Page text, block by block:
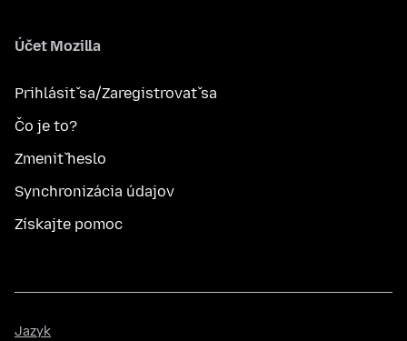
Účet Mozilla
Prihlásiť sa/Zaregistrovať sa
Čo je to?
Zmeniť heslo
Synchronizácia údajov
Získajte pomoc
Jazyk